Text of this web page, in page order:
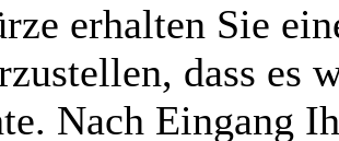
erhalten Sie
dass es
Nach Eingang